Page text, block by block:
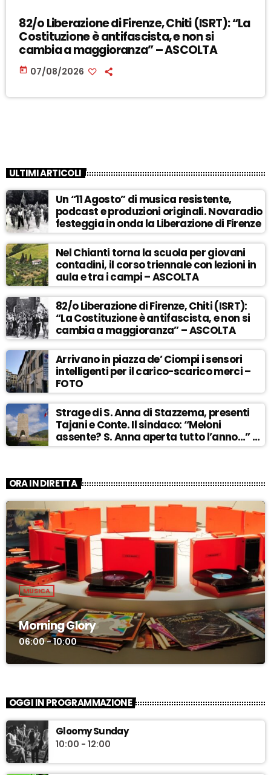
82/o Liberazione di Firenze, Chiti (ISRT): “La
Costituzione è antifascista, e non si
cambia a maggioranza” – ASCOLTA
today 07/08/2026
ULTIMI ARTICOLI
Un “11 Agosto” di musica resistente,
podcast e produzioni originali. Novaradio
festeggia in onda la Liberazione di Firenze
Nel Chianti torna la scuola per giovani
contadini, il corso triennale con lezioni in
aula e tra i campi – ASCOLTA
82/o Liberazione di Firenze, Chiti (ISRT):
“La Costituzione è antifascista, e non si
cambia a maggioranza” – ASCOLTA
Arrivano in piazza de’ Ciompi i sensori
intelligenti per il carico-scarico merci –
FOTO
Strage di S. Anna di Stazzema, presenti
Tajani e Conte. Il sindaco: “Meloni
assente? S. Anna aperta tutto l’anno…” –
ASCOLTA
ORA IN DIRETTA
MUSICA
Morning Glory
06:00 - 10:00
OGGI IN PROGRAMMAZIONE
Gloomy Sunday
10:00 - 12:00